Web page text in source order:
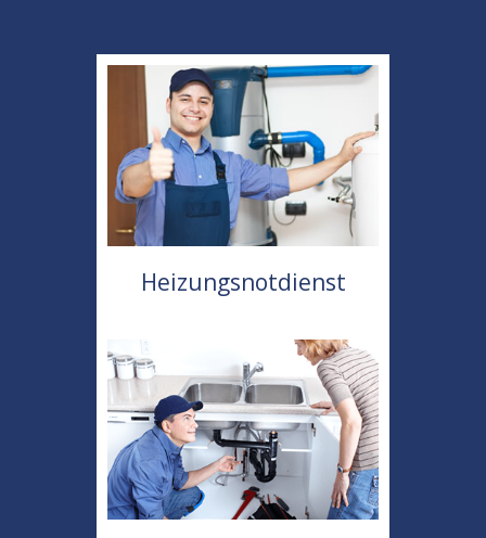
Heizungsnotdienst